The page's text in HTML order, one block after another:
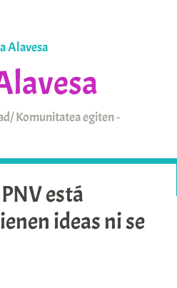
Komunitatea egiten
está
ideas ni se